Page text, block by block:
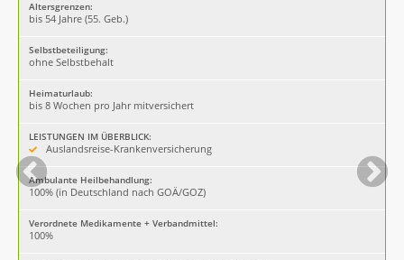
Altersgrenzen:
bis 54 Jahre (55. Geb.)
Selbstbeteiligung:
ohne Selbstbehalt
Heimaturlaub:
bis 8 Wochen pro Jahr mitversichert
LEISTUNGEN IM ÜBERBLICK:
Auslandsreise-Krankenversicherung
Ambulante Heilbehandlung:
100% (in Deutschland nach GOÄ/GOZ)
Verordnete Medikamente + Verbandmittel:
100%